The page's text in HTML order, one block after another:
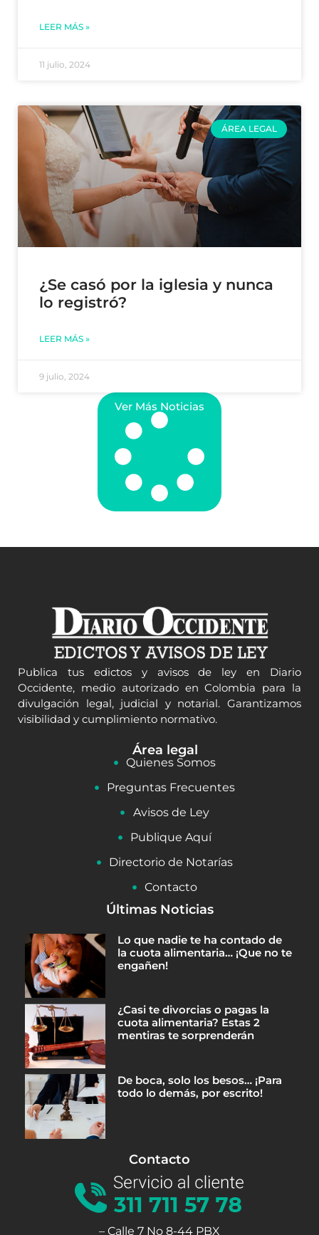
LEER MÁS »
11 julio, 2024
ÁREA LEGAL
¿Se casó por la iglesia y nunca
lo registró?
LEER MÁS »
9 julio, 2024
Ver Más Noticias
Publica tus edictos y avisos de ley en Diario
Occidente, medio autorizado en Colombia para la
divulgación legal, judicial y notarial. Garantizamos
visibilidad y cumplimiento normativo.
Área legal
Quienes Somos
Preguntas Frecuentes
Avisos de Ley
Publique Aquí
Directorio de Notarías
Contacto
Últimas Noticias
Lo que nadie te ha contado de
la cuota alimentaria… ¡Que no te
engañen!
¿Casi te divorcias o pagas la
cuota alimentaria? Estas 2
mentiras te sorprenderán
De boca, solo los besos… ¡Para
todo lo demás, por escrito!
Contacto
– Calle 7 No 8-44 PBX